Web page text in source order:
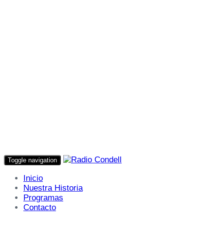
Toggle navigation
Inicio
Nuestra Historia
Programas
Contacto